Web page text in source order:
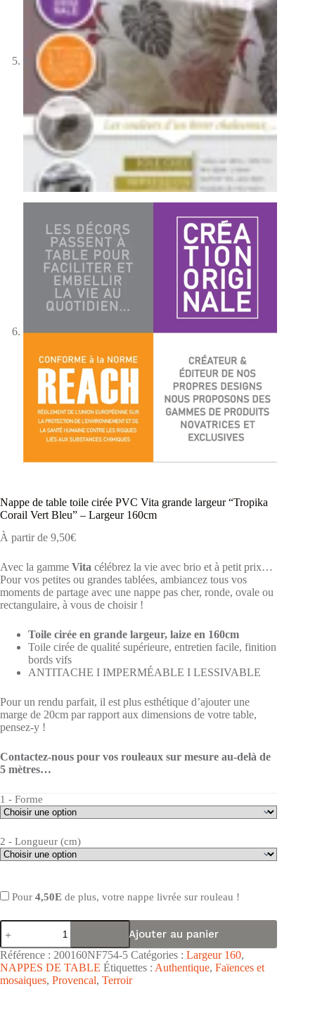
Nappe de table toile cirée PVC Vita grande largeur “Tropika
Corail Vert Bleu” – Largeur 160cm
À partir de 9,50€
Avec la gamme Vita célébrez la vie avec brio et à petit prix…
Pour vos petites ou grandes tablées, ambiancez tous vos
moments de partage avec une nappe pas cher, ronde, ovale ou
rectangulaire, à vous de choisir !
Toile cirée en grande largeur, laize en 160cm
Toile cirée de qualité supérieure, entretien facile, finition
bords vifs
ANTITACHE I IMPERMÉABLE I LESSIVABLE
Pour un rendu parfait, il est plus esthétique d’ajouter une
marge de 20cm par rapport aux dimensions de votre table,
pensez-y !
Contactez-nous pour vos rouleaux sur mesure au-delà de
5 mètres…
1 - Forme
2 - Longueur (cm)
Pour 4,50E de plus, votre nappe livrée sur rouleau !
quantité
de
Nappe
de
table
toile
Ajouter au panier
Référence : 200160NF754-5 Catégories : Largeur 160,
NAPPES DE TABLE Étiquettes : Authentique, Faïences et
mosaiques, Provencal, Terroir